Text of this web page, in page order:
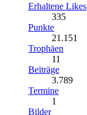
Erhaltene Likes
335
Punkte
21.151
Trophäen
11
Beiträge
3.789
Termine
1
Bilder